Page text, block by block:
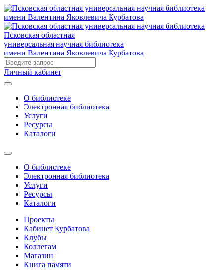
Псковская областная
универсальная научная библиотека
имени Валентина Яковлевича Курбатова
Личный кабинет
О библиотеке
Электронная библиотека
Услуги
Ресурсы
Каталоги
О библиотеке
Электронная библиотека
Услуги
Ресурсы
Каталоги
Проекты
Кабинет Курбатова
Клубы
Коллегам
Магазин
Книга памяти